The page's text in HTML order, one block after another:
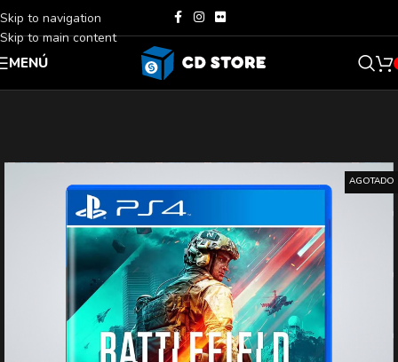
Skip to navigation
Skip to main content
MENÚ
AGOTADO